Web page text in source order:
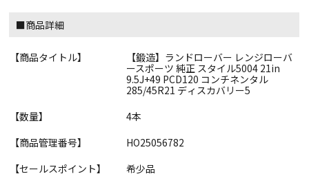
■商品詳細
【商品タイトル】
【鍛造】ランドローバー レンジローバ
ースポーツ 純正 スタイル5004 21in
9.5J+49 PCD120 コンチネンタル
285/45R21 ディスカバリー5
【数量】
4本
【商品管理番号】
HO25056782
【セールスポイント】
希少品